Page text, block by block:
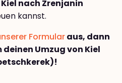
nach Zrenjanin
kannst.
Formularaus, dann
Umzug von Kiel